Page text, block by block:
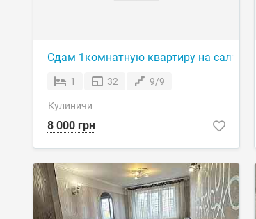
Сдам 1комнатную квартиру на салтовке
1 32 9/9
Кулиничи
8 000 грн